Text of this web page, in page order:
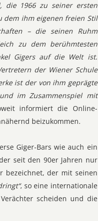
die 1966 zu seiner ersten
dem ihm eigenen freien Stil
– die seinen Ruhm
zu dem berühmtesten
Gigers auf die Welt ist.
der Wiener Schule
ist der von ihm geprägte
im Zusammenspiel mit
informiert die Online-
beizukommen.
Giger-Bars wie auch ein
seit den 90er Jahren nur
bezeichnet, der mit seinen
, so eine internationale
scheiden und die